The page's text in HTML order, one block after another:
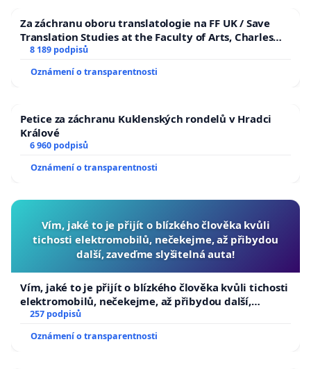
Za záchranu oboru translatologie na FF UK / Save
Translation Studies at the Faculty of Arts, Charles
University
8 189 podpisů
Oznámení o transparentnosti
Petice za záchranu Kuklenských rondelů v Hradci
Králové
6 960 podpisů
Oznámení o transparentnosti
Vím, jaké to je přijít o blízkého člověka kvůli
tichosti elektromobilů, nečekejme, až přibydou
další, zaveďme slyšitelná auta!
Vím, jaké to je přijít o blízkého člověka kvůli tichosti
elektromobilů, nečekejme, až přibydou další,
zaveďme slyšitelná auta!
257 podpisů
Oznámení o transparentnosti